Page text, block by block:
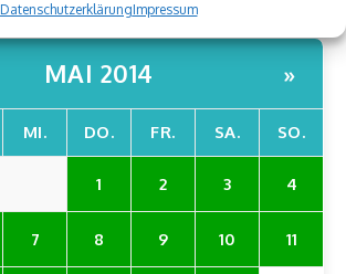
DatenschutzerklärungImpressum
MAI 2014 »
MI. DO. FR. SA. SO.
1 2 3 4
7 8 9 10 11